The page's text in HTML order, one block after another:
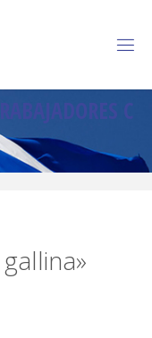
R A BAJADORES C